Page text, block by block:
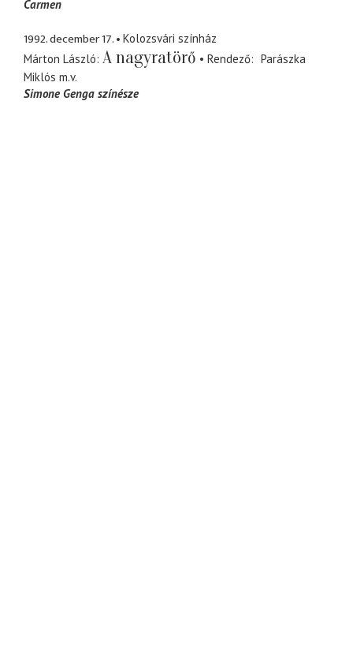
Carmen
1992. december 17.
Kolozsvári színház
Márton László A nagyratörő Rendező
Parászka
Miklós m.v.
Simone Genga színésze